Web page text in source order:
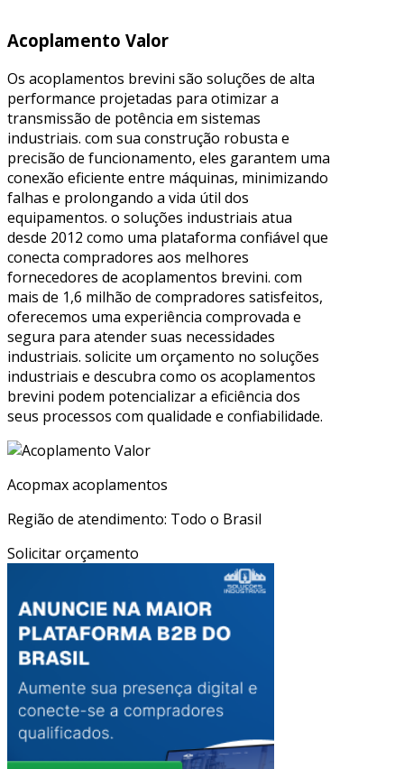
Acoplamento Valor
Os acoplamentos brevini são soluções de alta
performance projetadas para otimizar a
transmissão de potência em sistemas
industriais. com sua construção robusta e
precisão de funcionamento, eles garantem uma
conexão eficiente entre máquinas, minimizando
falhas e prolongando a vida útil dos
equipamentos. o soluções industriais atua
desde 2012 como uma plataforma confiável que
conecta compradores aos melhores
fornecedores de acoplamentos brevini. com
mais de 1,6 milhão de compradores satisfeitos,
oferecemos uma experiência comprovada e
segura para atender suas necessidades
industriais. solicite um orçamento no soluções
industriais e descubra como os acoplamentos
brevini podem potencializar a eficiência dos
seus processos com qualidade e confiabilidade.
Acopmax acoplamentos
Região de atendimento: Todo o Brasil
Solicitar orçamento